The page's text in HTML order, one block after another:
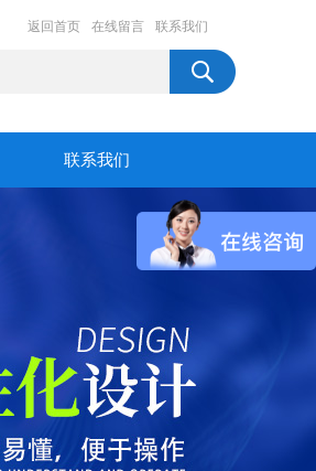
返回首页 在线留言 联系我们
联系我们